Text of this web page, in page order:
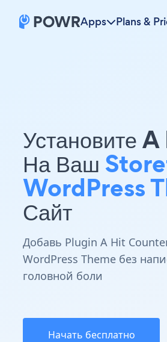
Apps Plans &
Установите
На Ваш
WordPress
Сайт
Добавь Plugin A Hit
WordPress Theme без
головной боли
Начать бесплатно